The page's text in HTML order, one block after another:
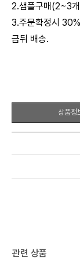
2.샘플구매(2~3
3.주문확정시
금뒤 배송.
상품정
관련 상품